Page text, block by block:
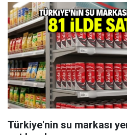
Türkiye'nin su markası